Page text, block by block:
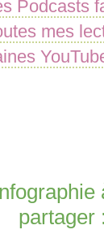
Podcasts
mes
partager :